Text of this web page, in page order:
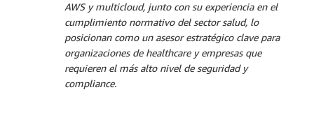
AWS y multicloud, junto con su experiencia en el
cumplimiento normativo del sector salud, lo
posicionan como un asesor estratégico clave para
organizaciones de healthcare y empresas que
requieren el más alto nivel de seguridad y
compliance.